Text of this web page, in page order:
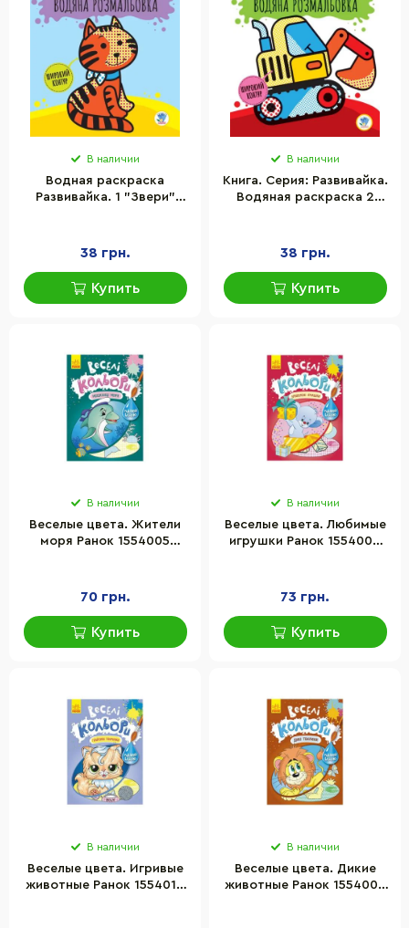
В наличии
Водная раскраска
Развивайка. 1 "Звери"
38 грн.
Купить
В наличии
Книга. Серия: Развивайка.
Водяная раскраска 2
38 грн.
Купить
В наличии
Веселые цвета. Жители
моря Ранок 1554005
70 грн.
Купить
В наличии
Веселые цвета. Любимые
игрушки Ранок 1554002
73 грн.
Купить
В наличии
Веселые цвета. Игривые
животные Ранок 1554012
В наличии
Веселые цвета. Дикие
животные Ранок 1554008